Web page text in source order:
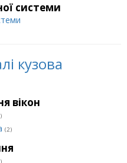
системи
кузова
вікон
(2)